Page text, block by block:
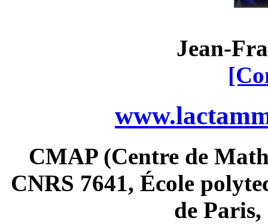
Jean-
CMAP (Centre de
CNRS 7641, École
de